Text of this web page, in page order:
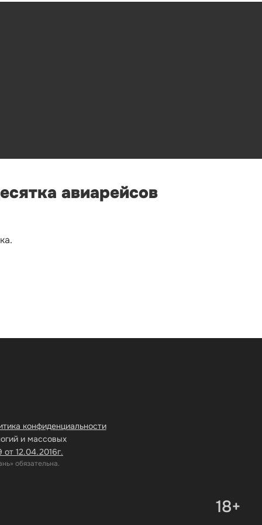
авиарейсов
и массовых
12.04.2016г.
обязательна.
конфиденциальности
18+